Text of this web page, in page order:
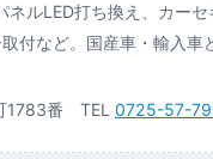
ルLED打ち換え、カー
付など。国産車・輸入
1783番 TEL 0725-57-